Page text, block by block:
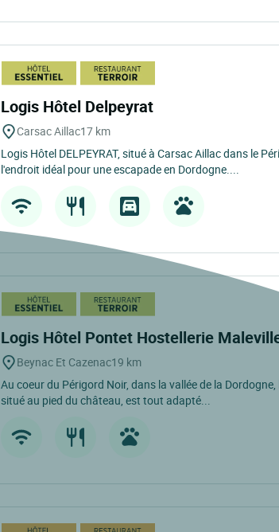
Logis Hôtel Delpeyrat
Carsac Aillac17 km
Logis Hôtel DELPEYRAT, situé à Carsac Aillac dans le
l'endroit idéal pour une escapade en Dordogne....
Logis Hôtel Pontet Hostellerie
Beynac Et Cazenac19 km
Au coeur du Périgord Noir, dans la vallée de la
situé au pied du château, est tout adapté...